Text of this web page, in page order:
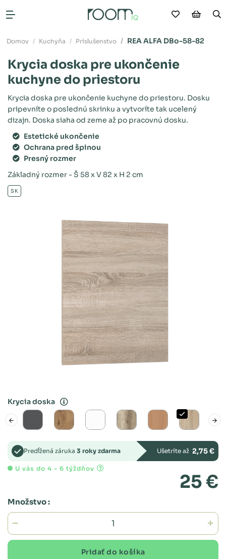
Otvoriť menu Moje
Domov Kuchyňa Príslušenstvo REA ALFA DBo-58-82
Krycia doska pre ukončenie
kuchyne do priestoru
Krycia doska pre ukončenie kuchyne do priestoru. Dosku
pripevníte o poslednú skrinku a vytvoríte tak ucelený
dizajn. Doska siaha od zeme až po pracovnú dosku.
Estetické ukončenie
Ochrana pred špinou
Presný rozmer
Základný rozmer - Š 58 x V 82 x H 2 cm
SK
Krycia doska
Predĺžená záruka 3 roky zdarma Ušetríte až 2,75 €
U vás do 4 - 6 týždňov
25 €
Množstvo :
Pridať do košíka